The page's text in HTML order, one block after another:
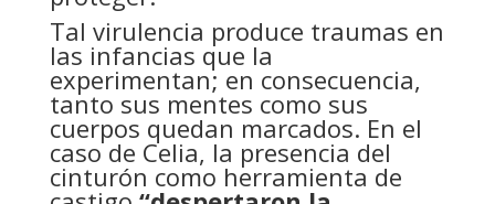
Tal virulencia produce traumas en
las infancias que la
experimentan; en consecuencia,
tanto sus mentes como sus
cuerpos quedan marcados. En el
caso de Celia, la presencia del
cinturón como herramienta de